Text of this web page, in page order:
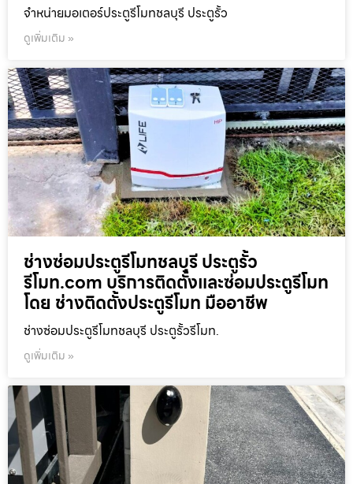
จำหน่ายมอเตอร์ประตูรีโมทชลบุรี ประตูรั้ว
ดูเพิ่มเติม »
ช่างซ่อมประตูรีโมทชลบุรี ประตูรั้ว
รีโมท.com บริการติดตั้งและซ่อมประตูรีโมท
โดย ช่างติดตั้งประตูรีโมท มืออาชีพ
ช่างซ่อมประตูรีโมทชลบุรี ประตูรั้วรีโมท.
ดูเพิ่มเติม »